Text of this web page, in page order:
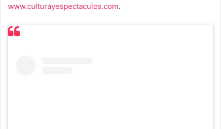
www.culturayespectaculos.com.